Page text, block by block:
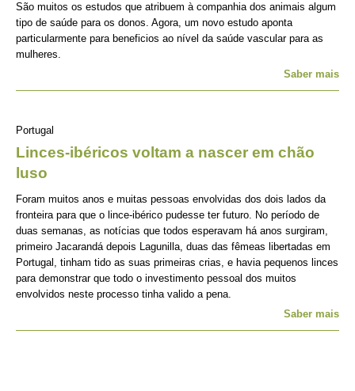
São muitos os estudos que atribuem à companhia dos animais algum
tipo de saúde para os donos. Agora, um novo estudo aponta
particularmente para beneficios ao nível da saúde vascular para as
mulheres.
Saber mais
Portugal
Linces-ibéricos voltam a nascer em chão
luso
Foram muitos anos e muitas pessoas envolvidas dos dois lados da
fronteira para que o lince-ibérico pudesse ter futuro. No período de
duas semanas, as notícias que todos esperavam há anos surgiram,
primeiro Jacarandá depois Lagunilla, duas das fêmeas libertadas em
Portugal, tinham tido as suas primeiras crias, e havia pequenos linces
para demonstrar que todo o investimento pessoal dos muitos
envolvidos neste processo tinha valido a pena.
Saber mais